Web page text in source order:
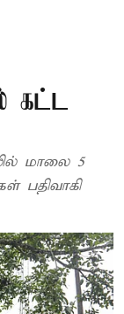
கட்ட
மாலை 5
பதிவாகி